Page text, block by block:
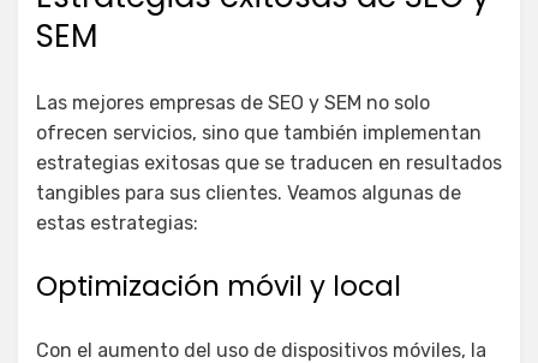
SEM
Las mejores empresas de SEO y SEM no solo
ofrecen servicios, sino que también implementan
estrategias exitosas que se traducen en resultados
tangibles para sus clientes. Veamos algunas de
estas estrategias:
Optimización móvil y local
Con el aumento del uso de dispositivos móviles, la